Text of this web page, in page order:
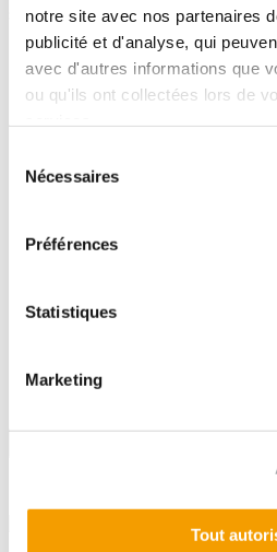
notre site avec nos partenaires
publicité et d'analyse, qui
avec d'autres informations que
ou qu'ils ont collectées lors de
Nécessaires
Préférences
Statistiques
Marketing
Tout
sites à travers le monde
Marchés publics
•
Immobilier
•
Industrie
Energies
•
Concession réseaux
•
Particuliers